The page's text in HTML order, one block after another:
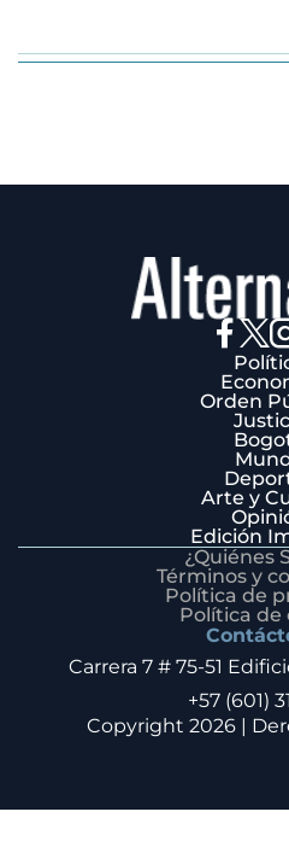
3
Orden
Arte y
Edición
¿Quiénes
Términos y
Política de
Política de
Carrera 7 # 75-51
+57 (601)
Copyright 2026 |